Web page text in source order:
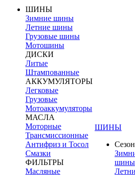
ШИНЫ
Зимние шины
Летние шины
Грузовые шины
Мотошины
ДИСКИ
Литые
Штампованные
АККУМУЛЯТОРЫ
Легковые
Грузовые
Мотоаккумуляторы
МАСЛА
Моторные
Трансмиссионные
Антифриз и Тосол
Смазки
ФИЛЬТРЫ
Масляные
ШИНЫ
Сезон
шины